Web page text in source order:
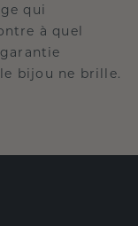
qui
à quel
bijou ne brille.